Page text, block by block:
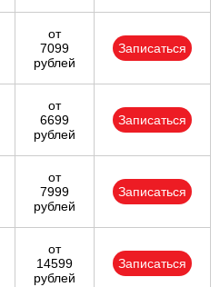
от
7099
рублей
Записаться
от
6699
рублей
Записаться
от
7999
рублей
Записаться
от
14599
рублей
Записаться